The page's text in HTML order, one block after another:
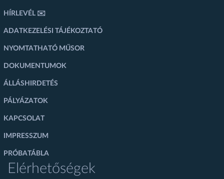
HÍRLEVÉL ✉️
ADATKEZELÉSI TÁJÉKOZTATÓ
NYOMTATHATÓ MŰSOR
DOKUMENTUMOK
ÁLLÁSHIRDETÉS
PÁLYÁZATOK
KAPCSOLAT
IMPRESSZUM
PRÓBATÁBLA
Elérhetőségek